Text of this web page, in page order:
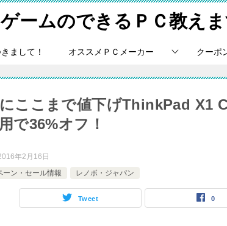
ームのできるＰＣ教え
まして！ オススメＰＣメーカー クーポ
ここまで値下げThinkPad X1
で36%オフ！
年2月16日
ーン・セール情報
レノボ・ジャパン
Tweet 0